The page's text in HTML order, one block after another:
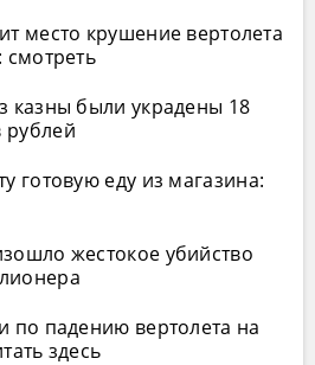
место крушение вертолета
смотреть
казны были украдены 18
готовую еду из магазина:
жестокое убийство
по падению вертолета на
здесь